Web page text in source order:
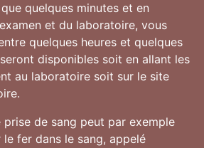
quelques minutes et en
et du laboratoire, vous
quelques heures et quelques
disponibles soit en allant les
au laboratoire soit sur le site
prise de sang peut par exemple
fer dans le sang, appelé